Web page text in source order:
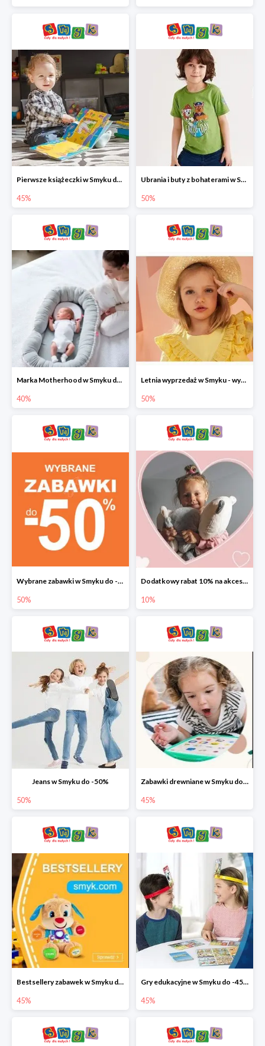
Pierwsze książeczki w Smyku do -45%
45%
Ubrania i buty z bohaterami w Smyku do -50%
50%
Marka Motherhood w Smyku do -40%
40%
Letnia wyprzedaż w Smyku - wybrane ubrania i buty do -50%
50%
Wybrane zabawki w Smyku do -50%
50%
Dodatkowy rabat 10% na akcesoria dziecięce
10%
Jeans w Smyku do -50%
50%
Zabawki drewniane w Smyku do -45%
45%
Bestsellery zabawek w Smyku do -45%
45%
Gry edukacyjne w Smyku do -45%
45%